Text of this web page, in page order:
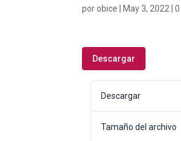
porobice May 3, 2022 |
Descargar
Descargar
Tamaño del archivo